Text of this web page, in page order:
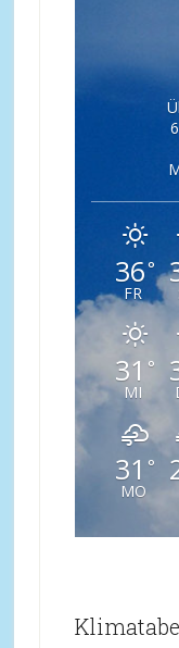
36°
FR
31 °
MI
31 °
MO